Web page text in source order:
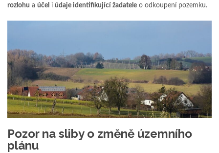
rozlohu a účel i údaje identifikující žadatele o odkoupení pozemku.
Pozor na sliby o změně územního
plánu